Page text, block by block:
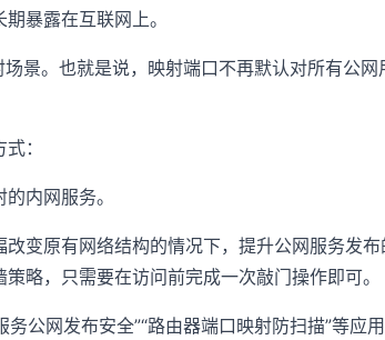
暴露在互联网上。
景。也就是说，映射端口不再默认对所有公网
：
内网服务。
变原有网络结构的情况下，提升公网服务发
略，只需要在访问前完成一次敲门操作即可。
公网发布安全”“路由器端口映射防扫描”等应用